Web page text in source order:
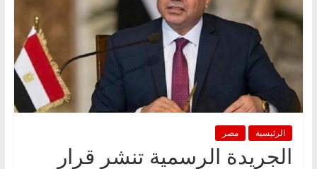
الرئيسية مصر
الجريدة الرسمية تنشر قرار